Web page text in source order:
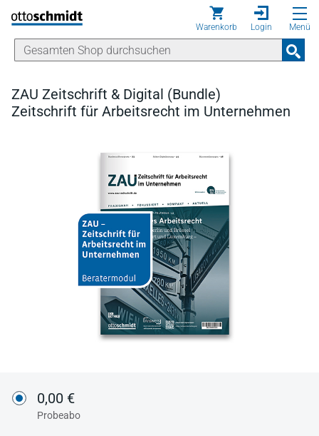
Direkt zum Inhalt
Warenkorb Login Menü
ZAU Zeitschrift & Digital (Bundle)
Zeitschrift für Arbeitsrecht im Unternehmen
0,00 €
Probeabo